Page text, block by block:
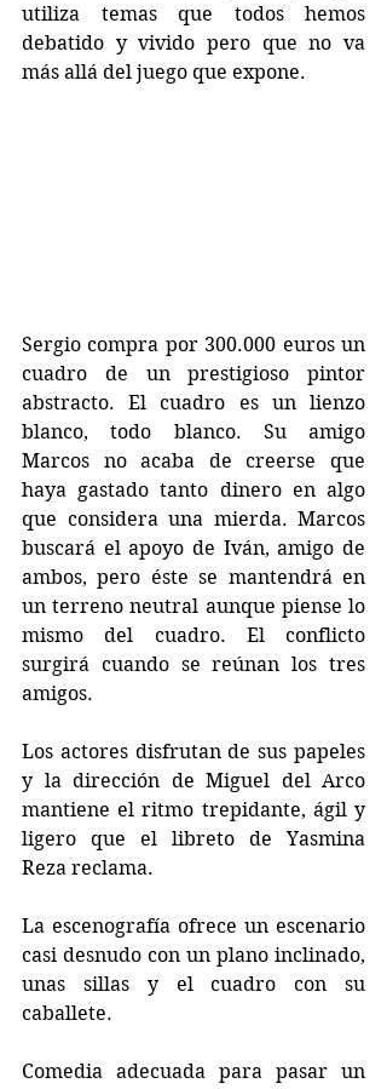
utiliza temas que todos hemos
debatido y vivido pero que no va
más allá del juego que expone.
Sergio compra por 300.000 euros un
cuadro de un prestigioso pintor
abstracto. El cuadro es un lienzo
blanco, todo blanco. Su amigo
Marcos no acaba de creerse que
haya gastado tanto dinero en algo
que considera una mierda. Marcos
buscará el apoyo de Iván, amigo de
ambos, pero éste se mantendrá en
un terreno neutral aunque piense lo
mismo del cuadro. El conflicto
surgirá cuando se reúnan los tres
amigos.
Los actores disfrutan de sus papeles
y la dirección de Miguel del Arco
mantiene el ritmo trepidante, ágil y
ligero que el libreto de Yasmina
Reza reclama.
La escenografía ofrece un escenario
casi desnudo con un plano inclinado,
unas sillas y el cuadro con su
caballete.
Comedia adecuada para pasar un